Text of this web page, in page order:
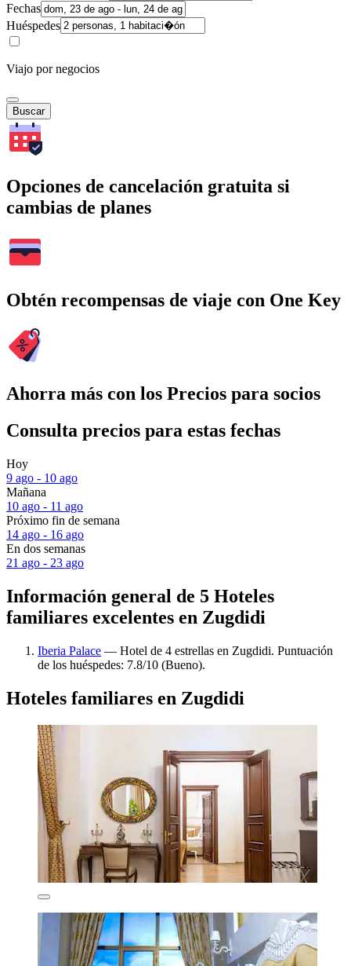
Fechas
Huéspedes
Viajo por negocios
Buscar
Opciones de cancelación gratuita si
cambias de planes
Obtén recompensas de viaje con One Key
Ahorra más con los Precios para socios
Consulta precios para estas fechas
Hoy
9 ago - 10 ago
Mañana
10 ago - 11 ago
Próximo fin de semana
14 ago - 16 ago
En dos semanas
21 ago - 23 ago
Información general de 5 Hoteles
familiares excelentes en Zugdidi
Iberia Palace — Hotel de 4 estrellas en Zugdidi. Puntuación
de los huéspedes: 7.8/10 (Bueno).
Hoteles familiares en Zugdidi